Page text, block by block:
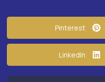
Pinterest
LinkedIn